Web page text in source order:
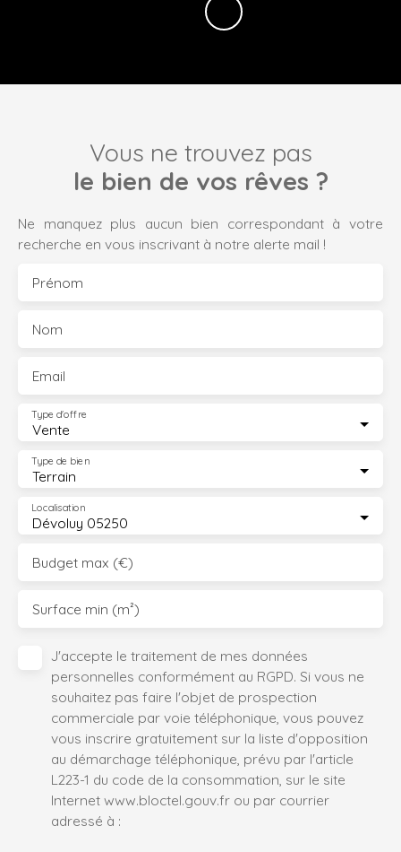
Vous ne trouvez pas
le bien de vos rêves ?
Ne manquez plus aucun bien correspondant à votre
recherche en vous inscrivant à notre alerte mail !
Prénom
Nom
Email
Vente
Type d'offre
Terrain
Type de bien
Dévoluy 05250
Localisation
Budget max (€)
Surface min (m²)
J'accepte le traitement de mes données
personnelles conformément au RGPD. Si vous ne
souhaitez pas faire l'objet de prospection
commerciale par voie téléphonique, vous pouvez
vous inscrire gratuitement sur la liste d'opposition
au démarchage téléphonique, prévu par l'article
L223-1 du code de la consommation, sur le site
Internet www.bloctel.gouv.fr ou par courrier
adressé à :